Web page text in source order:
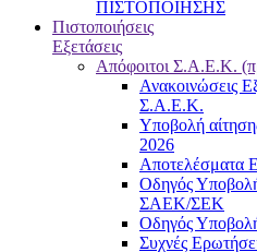
ΠΙΣΤΟΠΟΙΗΣΗΣ
Πιστοποιήσεις
Εξετάσεις
Απόφοιτοι Σ.Α.Ε.Κ.
Ανακοινώσεις
Σ.Α.Ε.Κ.
Υποβολή
2026
Αποτελέσματα
Οδηγός
ΣΑΕΚ/ΣΕΚ
Οδηγός
Συχνές